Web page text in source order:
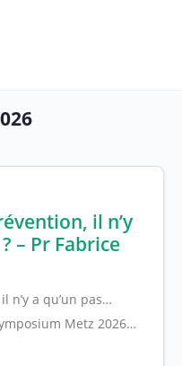
il n’y
– Pr Fabrice
n’y a qu’un pas…
Metz 2026…